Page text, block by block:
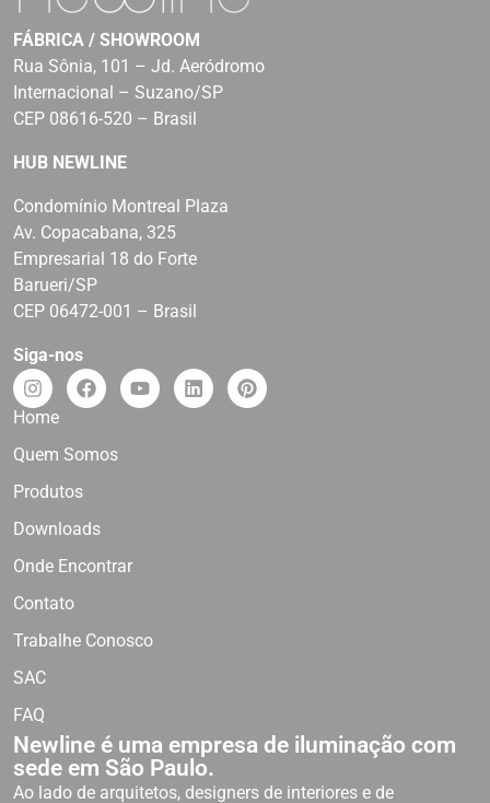
FÁBRICA / SHOWROOM
Rua Sônia, 101 – Jd. Aeródromo
Internacional – Suzano/SP
CEP 08616-520 – Brasil
HUB NEWLINE
Condomínio Montreal Plaza
Av. Copacabana, 325
Empresarial 18 do Forte
Barueri/SP
CEP 06472-001 – Brasil
Siga-nos
Home
Quem Somos
Produtos
Downloads
Onde Encontrar
Contato
Trabalhe Conosco
SAC
FAQ
Newline é uma empresa de iluminação com
sede em São Paulo.
Ao lado de arquitetos, designers de interiores e de